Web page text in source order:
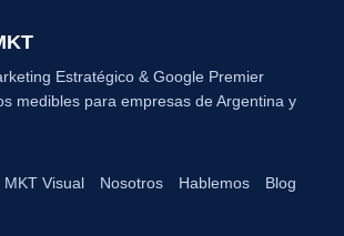
Estratégico & Google Premier
medibles para empresas de Argentina y
MKT Visual Nosotros Hablemos Blog